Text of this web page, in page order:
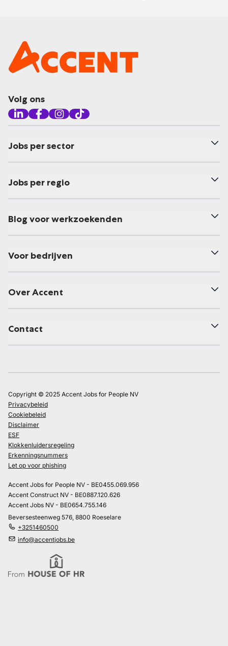
Volg ons
Jobs per sector
Jobs per regio
Blog voor werkzoekenden
Voor bedrijven
Over Accent
Contact
Copyright © 2025 Accent Jobs for People NV
Privacybeleid
Cookiebeleid
Disclaimer
ESF
Klokkenluidersregeling
Erkenningsnummers
Let op voor phishing
Accent Jobs for People NV - BE0455.069.956
Accent Construct NV - BE0887.120.626
Accent Jobs NV - BE0654.755.146
Beversesteenweg 576, 8800 Roeselare
+3251460500
info@accentjobs.be